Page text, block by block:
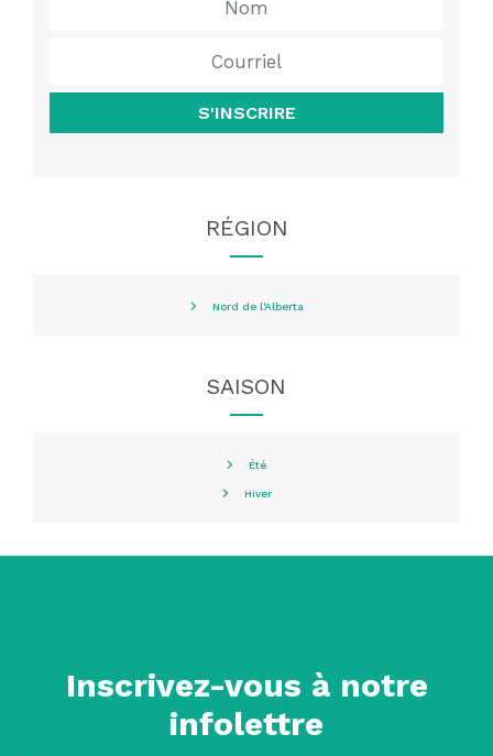
S'INSCRIRE
RÉGION
Nord de l'Alberta
SAISON
Été
Hiver
Inscrivez-vous à notre
infolettre